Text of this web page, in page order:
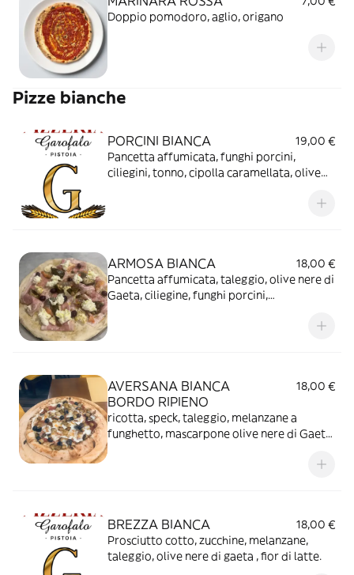
Doppio pomodoro, aglio, origano
Pizze bianche
PORCINI BIANCA
19,00 €
Pancetta affumicata, funghi porcini,
ciliegini, tonno, cipolla caramellata, olive
ARMOSA BIANCA
18,00 €
Pancetta affumicata, taleggio, olive nere di
Gaeta, ciliegine, funghi porcini,
AVERSANA BIANCA
BORDO RIPIENO
18,00 €
ricotta, speck, taleggio, melanzane a
funghetto, mascarpone olive nere di Gaeta,
BREZZA BIANCA
18,00 €
Prosciutto cotto, zucchine, melanzane,
taleggio, olive nere di gaeta , fior di latte.